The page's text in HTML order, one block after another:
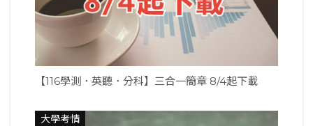
【116學測．英聽．分科】三合一簡章 8/4起下載
大學考情